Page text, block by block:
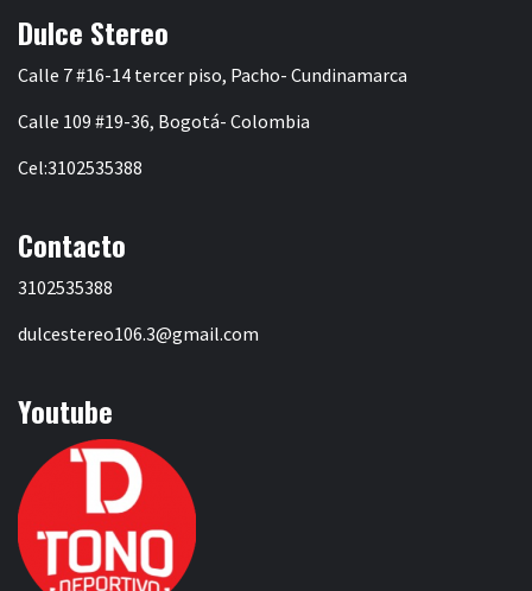
Dulce Stereo
Calle 7 #16-14 tercer piso, Pacho- Cundinamarca
Calle 109 #19-36, Bogotá- Colombia
Cel:3102535388
Contacto
3102535388
dulcestereo106.3@gmail.com
Youtube